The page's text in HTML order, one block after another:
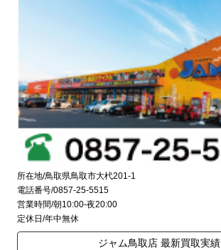
所在地/鳥取県鳥取市大杙201-1
電話番号/0857-25-5515
営業時間/朝10:00-夜20:00
定休日/年中無休
ジャム鳥取店 最新買取実績